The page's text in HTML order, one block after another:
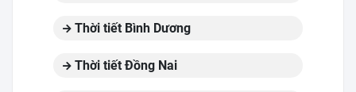
Thời tiết Bình Dương
Thời tiết Đồng Nai